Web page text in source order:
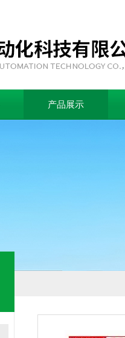
产品展示